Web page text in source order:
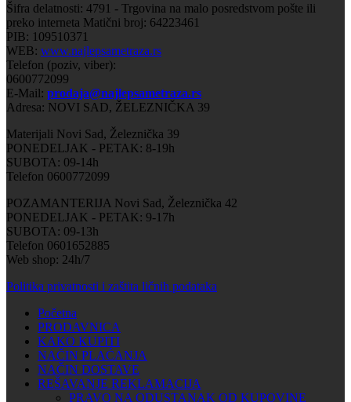
Šifra delatnosti: 4791 - Trgovina na malo posredstvom pošte ili
preko interneta Matični broj: 64223461
PIB: 109510371
WEB: www.najlepsametraza.rs
Telefon (poziv, viber):
0600772099
E-Mail: prodaja@najlepsametraza.rs
Adresa: NOVI SAD, ŽELEZNIČKA 39
Materijali Novi Sad, Železnička 39
PONEDELJAK - PETAK: 8-19h
SUBOTA: 09-14h
Telefon 0600772099
POZAMANTERIJA Novi Sad, Železnička 42
PONEDELJAK - PETAK: 9-17h
SUBOTA: 09-13h
Telefon 0601652885
Web shop: 24h/7
Politika privatnosti i zaštita ličnih podataka
Početna
PRODAVNICA
KAKO KUPITI
NAČIN PLAĆANJA
NAČIN DOSTAVE
REŠAVANJE REKLAMACIJA
PRAVO NA ODUSTANAK OD KUPOVINE